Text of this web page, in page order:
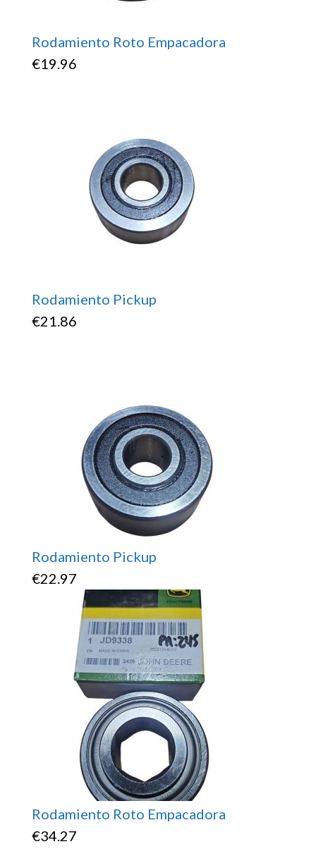
Rodamiento Roto Empacadora
€19.96
Rodamiento Pickup
€21.86
Rodamiento Pickup
€22.97
Rodamiento Roto Empacadora
€34.27